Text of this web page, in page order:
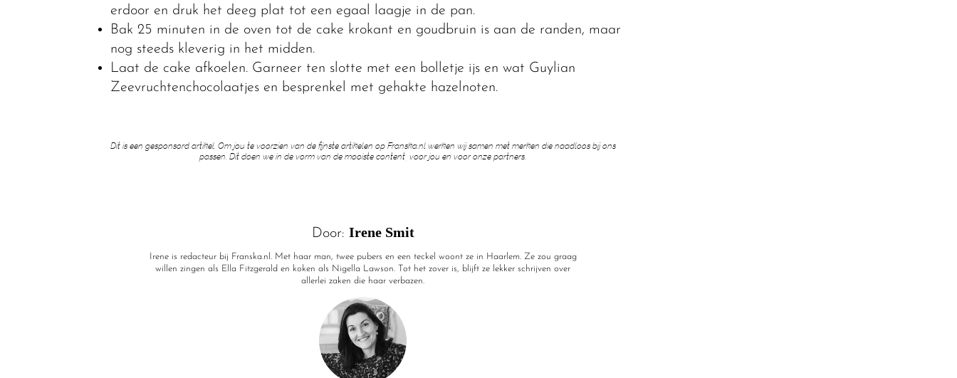
erdoor en druk het deeg plat tot een egaal laagje in de pan.
Bak 25 minuten in de oven tot de cake krokant en goudbruin is aan de randen, maar
nog steeds kleverig in het midden.
Laat de cake afkoelen. Garneer ten slotte met een bolletje ijs en wat Guylian
Zeevruchtenchocolaatjes en besprenkel met gehakte hazelnoten.
Dit is een gesponsord artikel. Om jou te voorzien van de fijnste artikelen op Franska.nl werken wij samen met merken die naadloos bij ons
passen. Dit doen we in de vorm van de mooiste content, voor jou en voor onze partners.
Door: Irene Smit
Irene is redacteur bij Franska.nl. Met haar man, twee pubers en een teckel woont ze in Haarlem. Ze zou graag
willen zingen als Ella Fitzgerald en koken als Nigella Lawson. Tot het zover is, blijft ze lekker schrijven over
allerlei zaken die haar verbazen.